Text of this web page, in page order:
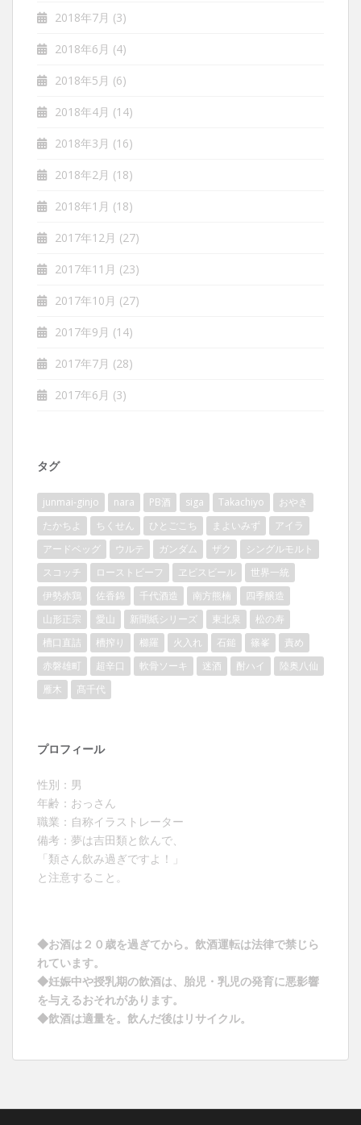
2018年7月 (3)
2018年6月 (4)
2018年5月 (6)
2018年4月 (14)
2018年3月 (16)
2018年2月 (18)
2018年1月 (18)
2017年12月 (27)
2017年11月 (23)
2017年10月 (27)
2017年9月 (14)
2017年7月 (28)
2017年6月 (3)
タグ
junmai-ginjo nara PB酒 siga Takachiyo
おやき
たかちよ
ちくせん ひとごこち まよいみず
アイラ
アードベッグ
ウルテ ガンダム ザク
シングルモルト
スコッチ
ローストビーフ ヱビスビール
世界一統
伊勢赤鶏
佐香錦 千代酒造 南方熊楠
四季醸造
山形正宗
愛山 新聞紙シリーズ 東北泉
松の寿
槽口直詰
槽搾り 櫛羅 火入れ 石鎚 篠峯
責め
赤磐雄町
超辛口 軟骨ソーキ 迷酒 酎ハイ
陸奥八仙
雁木
髙千代
プロフィール
性別：男
年齢：おっさん
職業：自称イラストレーター
備考：夢は吉田類と飲んで、
「類さん飲み過ぎですよ！」
と注意すること。
◆お酒は２０歳を過ぎてから。飲酒運転は法律で禁じら
れています。
◆妊娠中や授乳期の飲酒は、胎児・乳児の発育に悪影響
を与えるおそれがあります。
◆飲酒は適量を。飲んだ後はリサイクル。